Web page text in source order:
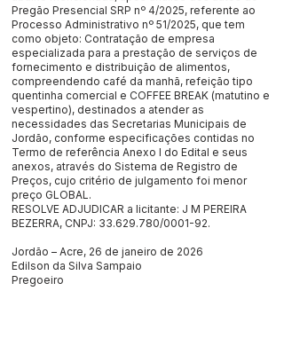
Pregão Presencial SRP nº 4/2025, referente ao
Processo Administrativo nº 51/2025, que tem
como objeto: Contratação de empresa
especializada para a prestação de serviços de
fornecimento e distribuição de alimentos,
compreendendo café da manhã, refeição tipo
quentinha comercial e COFFEE BREAK (matutino e
vespertino), destinados a atender as
necessidades das Secretarias Municipais de
Jordão, conforme especificações contidas no
Termo de referência Anexo I do Edital e seus
anexos, através do Sistema de Registro de
Preços, cujo critério de julgamento foi menor
preço GLOBAL.
RESOLVE ADJUDICAR a licitante: J M PEREIRA
BEZERRA, CNPJ: 33.629.780/0001-92.
Jordão – Acre, 26 de janeiro de 2026
Edilson da Silva Sampaio
Pregoeiro